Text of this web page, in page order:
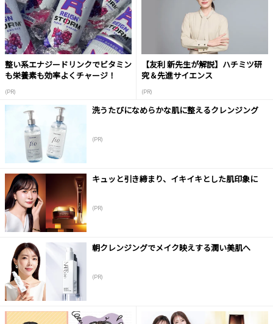
整い系エナジードリンクでビタミン
も栄養素も効率よくチャージ！
(PR)
【友利 新先生が解説】ハチミツ研
究＆先進サイエンス
(PR)
洗うたびになめらかな肌に整えるクレンジング
(PR)
キュッと引き締まり、イキイキとした肌印象に
(PR)
朝クレンジングでメイク映えする潤い美肌へ
(PR)